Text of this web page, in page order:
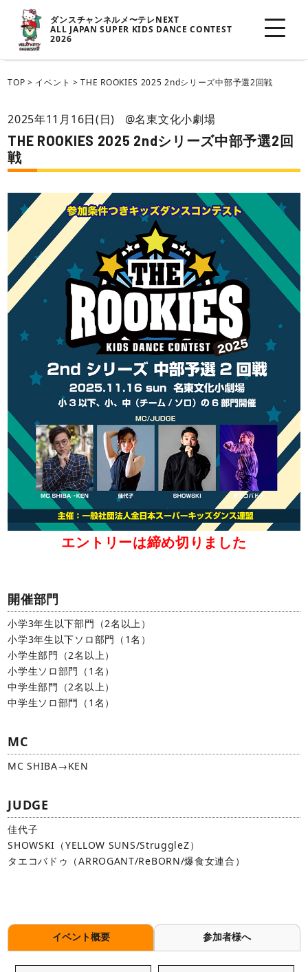
ダンスチャンネルメ〜テレNEXT
ALL JAPAN SUPER KIDS DANCE CONTEST
2026
TOP > イベント >THE ROOKIES 2025 2ndシリーズ中部予選2回戦
2025年11月16日(日) @名東文化小劇場
THE ROOKIES 2025 2ndシリーズ中部予選2回
戦
開催部門
小学3年生以下部門（2名以上）
小学3年生以下ソロ部門（1名）
小学生部門（2名以上）
小学生ソロ部門（1名）
中学生部門（2名以上）
中学生ソロ部門（1名）
MC
MC SHIBA→KEN
JUDGE
佳代子
SHOWSKI（YELLOW SUNS/StruggleZ）
タエコバドゥ（ARROGANT/ReBORN/爆食女連合）
エントリーは締め切りました
イベント概要 参加者様へ